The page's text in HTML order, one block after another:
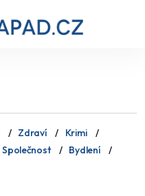
Zdraví
Krimi
Společnost
Bydlení